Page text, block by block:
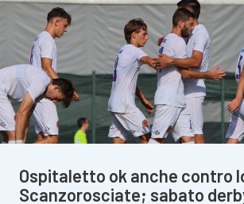
Ospitaletto ok anche contro
Scanzorosciate; sabato